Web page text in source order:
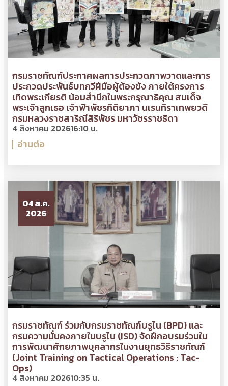
กรมราชทัณฑ์ประกาศผลการประกวดภาพวาดและการ
ประกวดประพันธ์บทกวีฝีมือผู้ต้องขัง ภายใต้ครงการ
เทิดพระเกียรติ น้อมสำนึกในพระกรุณาธิคุณ สมเด็จ
พระเจ้าลูกเธอ เจ้าฟ้าพัชรกิติยาภา นเรนทิราเทพยวดี
กรมหลวงราชสาริณีสิริพัชร มหาวัชรราชธิดา
4 สิงหาคม 202616:10 น.
อ่านต่อ
04 ส.ค.
2026
กรมราชทัณฑ์ ร่วมกับกรมราชทัณฑ์บรูไน (BPD) และ
กรมความมั่นคงภายในบรูไน (ISD) จัดฝึกอบรมร่วมใน
การพัฒนาศักยภาพบุคลากรในงานยุทธวิธีราชทัณฑ์
(Joint Training on Tactical Operations : Tac-
Ops)
4 สิงหาคม 202610:35 น.